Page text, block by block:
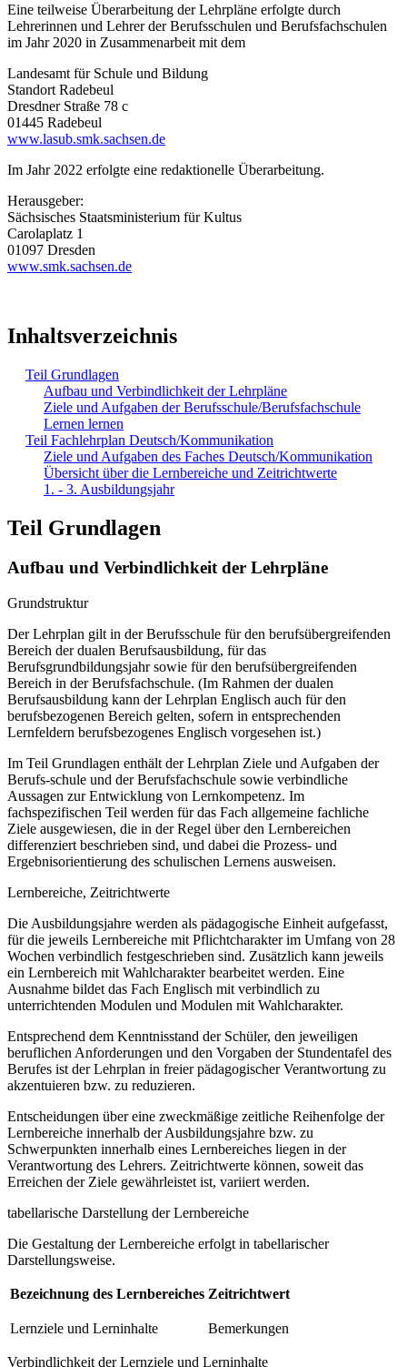
Eine teilweise Überarbeitung der Lehrpläne erfolgte durch
Lehrerinnen und Lehrer der Berufsschulen und Berufsfachschulen
im Jahr 2020 in Zusammenarbeit mit dem
Landesamt für Schule und Bildung
Standort Radebeul
Dresdner Straße 78 c
01445 Radebeul
www.lasub.smk.sachsen.de
Im Jahr 2022 erfolgte eine redaktionelle Überarbeitung.
Herausgeber:
Sächsisches Staatsministerium für Kultus
Carolaplatz 1
01097 Dresden
www.smk.sachsen.de
Inhaltsverzeichnis
Teil Grundlagen
Aufbau und Verbindlichkeit der Lehrpläne
Ziele und Aufgaben der Berufsschule/Berufsfachschule
Lernen lernen
Teil Fachlehrplan Deutsch/Kommunikation
Ziele und Aufgaben des Faches Deutsch/Kommunikation
Übersicht über die Lernbereiche und Zeitrichtwerte
1. - 3. Ausbildungsjahr
Teil Grundlagen
Aufbau und Verbindlichkeit der Lehrpläne
Grundstruktur
Der Lehrplan gilt in der Berufsschule für den berufsübergreifenden
Bereich der dualen Berufsausbildung, für das
Berufsgrundbildungsjahr sowie für den berufsübergreifenden
Bereich in der Berufsfachschule. (Im Rahmen der dualen
Berufsausbildung kann der Lehrplan Englisch auch für den
berufsbezogenen Bereich gelten, sofern in entsprechenden
Lernfeldern berufsbezogenes Englisch vorgesehen ist.)
Im Teil Grundlagen enthält der Lehrplan Ziele und Aufgaben der
Berufs-schule und der Berufsfachschule sowie verbindliche
Aussagen zur Entwicklung von Lernkompetenz. Im
fachspezifischen Teil werden für das Fach allgemeine fachliche
Ziele ausgewiesen, die in der Regel über den Lernbereichen
differenziert beschrieben sind, und dabei die Prozess- und
Ergebnisorientierung des schulischen Lernens ausweisen.
Lernbereiche, Zeitrichtwerte
Die Ausbildungsjahre werden als pädagogische Einheit aufgefasst,
für die jeweils Lernbereiche mit Pflichtcharakter im Umfang von 28
Wochen verbindlich festgeschrieben sind. Zusätzlich kann jeweils
ein Lernbereich mit Wahlcharakter bearbeitet werden. Eine
Ausnahme bildet das Fach Englisch mit verbindlich zu
unterrichtenden Modulen und Modulen mit Wahlcharakter.
Entsprechend dem Kenntnisstand der Schüler, den jeweiligen
beruflichen Anforderungen und den Vorgaben der Stundentafel des
Berufes ist der Lehrplan in freier pädagogischer Verantwortung zu
akzentuieren bzw. zu reduzieren.
Entscheidungen über eine zweckmäßige zeitliche Reihenfolge der
Lernbereiche innerhalb der Ausbildungsjahre bzw. zu
Schwerpunkten innerhalb eines Lernbereiches liegen in der
Verantwortung des Lehrers. Zeitrichtwerte können, soweit das
Erreichen der Ziele gewährleistet ist, variiert werden.
tabellarische Darstellung der Lernbereiche
Die Gestaltung der Lernbereiche erfolgt in tabellarischer
Darstellungsweise.
Bezeichnung des Lernbereiches Zeitrichtwert
Lernziele und Lerninhalte Bemerkungen
Verbindlichkeit der Lernziele und Lerninhalte